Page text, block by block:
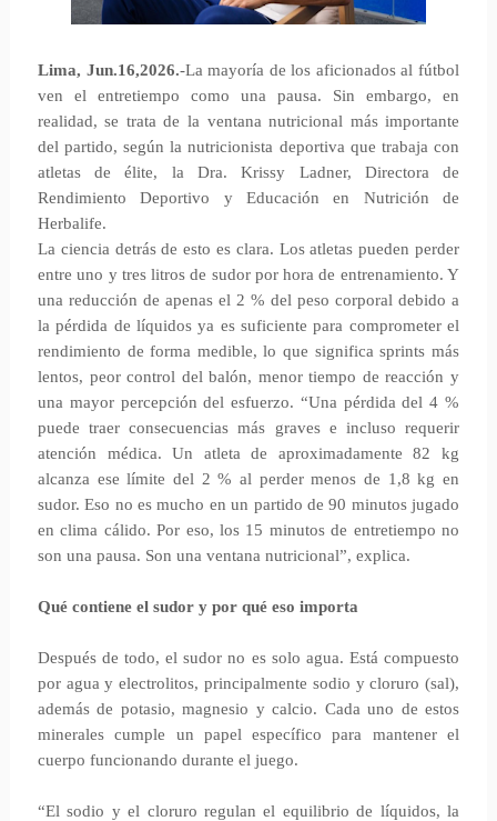
Lima, Jun.16,2026.-La mayoría de los aficionados al fútbol
ven el entretiempo como una pausa. Sin embargo, en
realidad, se trata de la ventana nutricional más importante
del partido, según la nutricionista deportiva que trabaja con
atletas de élite, la Dra. Krissy Ladner, Directora de
Rendimiento Deportivo y Educación en Nutrición de
Herbalife.
La ciencia detrás de esto es clara. Los atletas pueden perder
entre uno y tres litros de sudor por hora de entrenamiento. Y
una reducción de apenas el 2 % del peso corporal debido a
la pérdida de líquidos ya es suficiente para comprometer el
rendimiento de forma medible, lo que significa sprints más
lentos, peor control del balón, menor tiempo de reacción y
una mayor percepción del esfuerzo. “Una pérdida del 4 %
puede traer consecuencias más graves e incluso requerir
atención médica. Un atleta de aproximadamente 82 kg
alcanza ese límite del 2 % al perder menos de 1,8 kg en
sudor. Eso no es mucho en un partido de 90 minutos jugado
en clima cálido. Por eso, los 15 minutos de entretiempo no
son una pausa. Son una ventana nutricional”, explica.
Qué contiene el sudor y por qué eso importa
Después de todo, el sudor no es solo agua. Está compuesto
por agua y electrolitos, principalmente sodio y cloruro (sal),
además de potasio, magnesio y calcio. Cada uno de estos
minerales cumple un papel específico para mantener el
cuerpo funcionando durante el juego.
“El sodio y el cloruro regulan el equilibrio de líquidos, la